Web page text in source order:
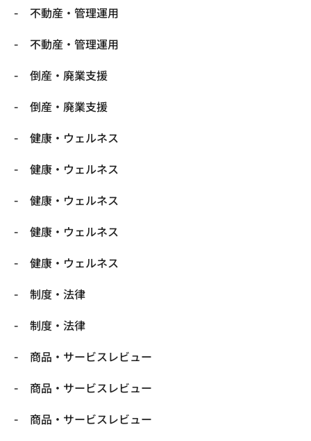
不動産・管理運用
不動産・管理運用
倒産・廃業支援
倒産・廃業支援
健康・ウェルネス
健康・ウェルネス
健康・ウェルネス
健康・ウェルネス
健康・ウェルネス
制度・法律
制度・法律
商品・サービスレビュー
商品・サービスレビュー
商品・サービスレビュー